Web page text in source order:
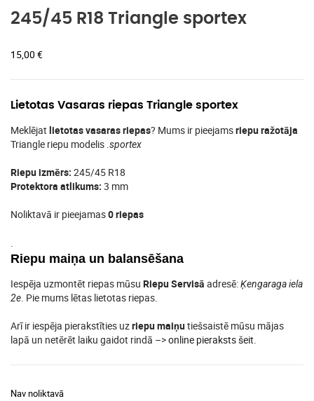
245/45 R18 Triangle sportex
15,00 €
Lietotas Vasaras riepas Triangle sportex
Meklējat lietotas vasaras riepas? Mums ir pieejamsriepu ražotāja
Triangle riepu modelis .sportex
Riepu izmērs: 245/45 R18
Protektora atlikums: 3 mm
Noliktavā ir pieejamas0 riepas
.
Riepu maiņa un balansēšana
Iespēja uzmontēt riepas mūsu Riepu Servisā adresē:Ķengaraga iela
2e. Pie mums lētas lietotas riepas.
Arī ir iespēja pierakstīties uzriepu maiņutiešsaistē mūsu mājas
lapā un netērēt laiku gaidot rindā –>online pieraksts šeit.
Nav noliktavā